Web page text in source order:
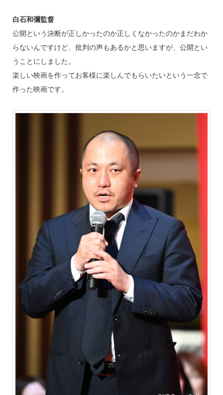
白石和彌監督
公開という決断が正しかったのか正しくなかったのかまだわか
らないんですけど、批判の声もあるかと思いますが、公開とい
うことにしました。
楽しい映画を作ってお客様に楽しんでもらいたいという一念で
作った映画です。